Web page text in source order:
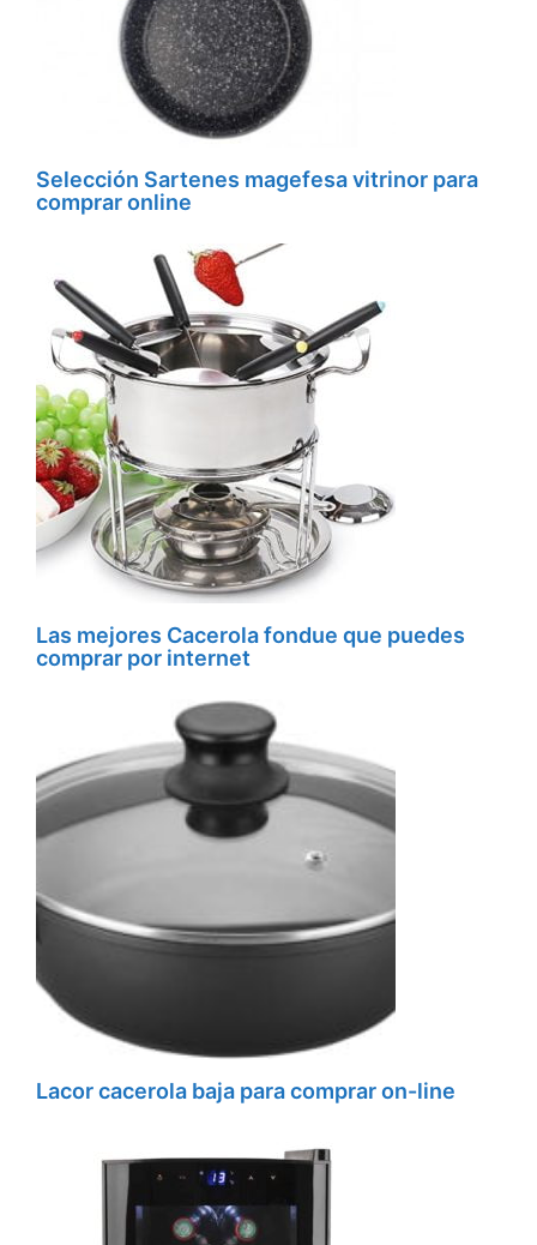
Selección Sartenes magefesa vitrinor para
comprar online
Las mejores Cacerola fondue que puedes
comprar por internet
Lacor cacerola baja para comprar on-line